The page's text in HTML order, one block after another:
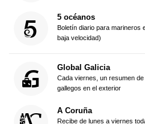
5 océanos
Boletín diario para marineros
baja velocidad)
Global Galicia
Cada viernes, un resumen
gallegos en el exterior
A Coruña
Recibe de lunes a viernes